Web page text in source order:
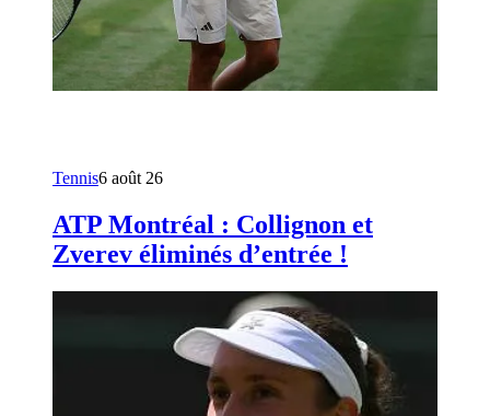
Tennis6 août 26
ATP Montréal : Collignon et
Zverev éliminés d’entrée !